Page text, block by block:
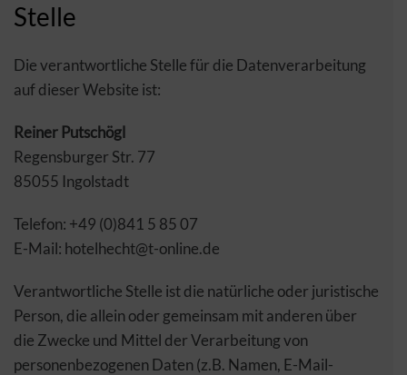
Stelle
Die verantwortliche Stelle für die Datenverarbeitung
auf dieser Website ist:
Reiner Putschögl
Regensburger Str. 77
85055 Ingolstadt
Telefon: +49 (0)841 5 85 07
E-Mail: hotelhecht@t-online.de
Verantwortliche Stelle ist die natürliche oder juristische
Person, die allein oder gemeinsam mit anderen über
die Zwecke und Mittel der Verarbeitung von
personenbezogenen Daten (z.B. Namen, E-Mail-